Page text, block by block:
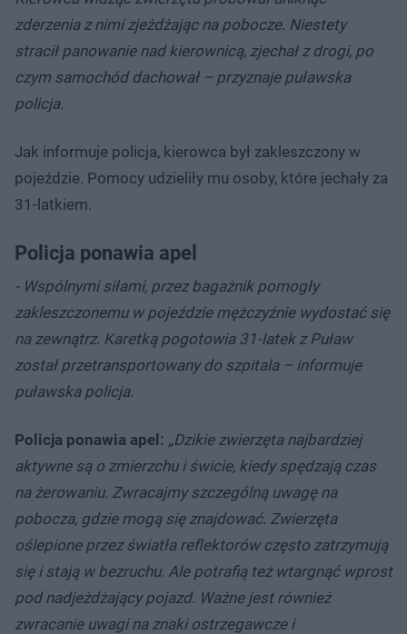
zderzenia z nimi zjeżdżając na pobocze. Niestety
stracił panowanie nad kierownicą, zjechał z drogi, po
czym samochód dachował – przyznaje puławska
policja.
Jak informuje policja, kierowca był zakleszczony w
pojeździe. Pomocy udzieliły mu osoby, które jechały za
31-latkiem.
Policja ponawia apel
- Wspólnymi siłami, przez bagażnik pomogły
zakleszczonemu w pojeździe mężczyźnie wydostać się
na zewnątrz. Karetką pogotowia 31-latek z Puław
został przetransportowany do szpitala – informuje
puławska policja.
Policja ponawia apel: „Dzikie zwierzęta najbardziej
aktywne są o zmierzchu i świcie, kiedy spędzają czas
na żerowaniu. Zwracajmy szczególną uwagę na
pobocza, gdzie mogą się znajdować. Zwierzęta
oślepione przez światła reflektorów często zatrzymują
się i stają w bezruchu. Ale potrafią też wtargnąć wprost
pod nadjeżdżający pojazd. Ważne jest również
zwracanie uwagi na znaki ostrzegawcze i